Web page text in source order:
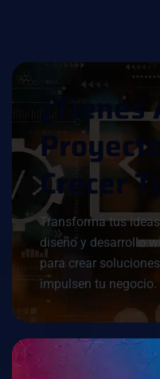
¿ ENES
PROYECT
CR E C ERT
Transforma tus
diseño y desarrollo
para crear
impulsen tu negocio.